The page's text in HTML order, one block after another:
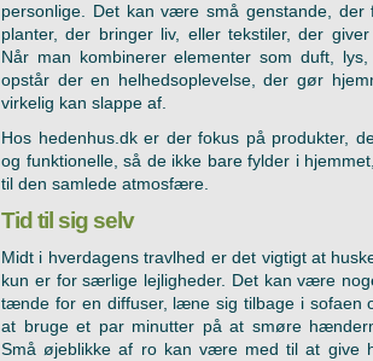
personlige. Det kan være små genstande,
planter, der bringer liv, eller tekstiler, der
Når man kombinerer elementer som duft,
opstår der en helhedsoplevelse, der gør
virkelig kan slappe af.
Hos hedenhus.dk er der fokus på produkter,
og funktionelle, så de ikke bare fylder i
til den samlede atmosfære.
Tid til sig selv
Midt i hverdagens travlhed er det vigtigt at
kun er for særlige lejligheder. Det kan være
tænde for en diffuser, læne sig tilbage i sofaen
at bruge et par minutter på at smøre
Små øjeblikke af ro kan være med til at give